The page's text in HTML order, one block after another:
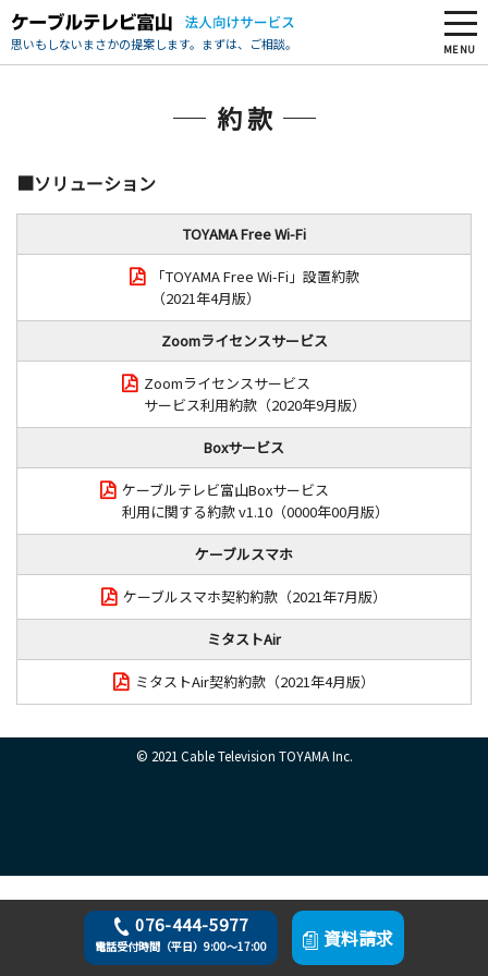
思いもしないまさかの提案します。まずは、ご相談。 MENU
約 款
■ソリューション
TOYAMA Free Wi-Fi
「TOYAMA Free Wi-Fi」設置約款
（2021年4月版）
Zoomライセンスサービス
Zoomライセンスサービス
サービス利用約款（2020年9月版）
Boxサービス
ケーブルテレビ富山Boxサービス
利用に関する約款 v1.10（0000年00月版）
ケーブルスマホ
ケーブルスマホ契約約款（2021年7月版）
ミタストAir
ミタストAir契約約款（2021年4月版）
076-444-5977
電話受付時間（平日）9:00～17:00 資料請求
© 2021 Cable Television TOYAMA Inc.